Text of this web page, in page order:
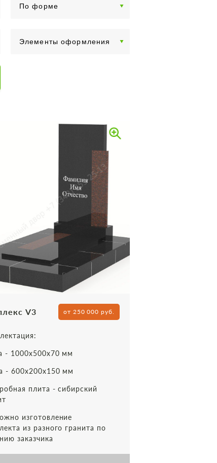
V3 от 250 000 руб.
- 1000х500х70 мм
- 600х200х150 мм
плита - сибирский
изготовление
из разного гранита по
заказчика